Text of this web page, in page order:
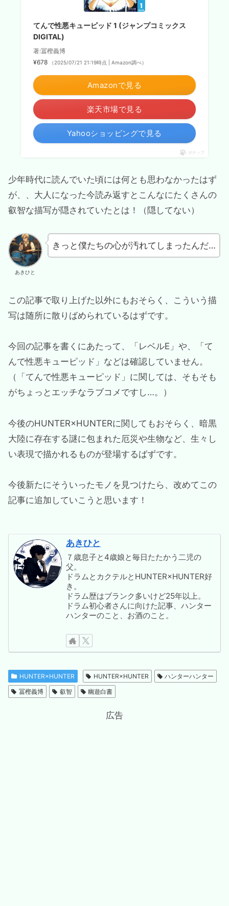
てんで性悪キューピッド 1 (ジャンプコミックス
DIGITAL)
著:冨樫義博
¥678
（2025/07/21 21:19時点 | Amazon調べ）
Amazonで見る
楽天市場で見る
Yahooショッピングで見る
ポチップ
少年時代に読んでいた頃には何とも思わなかったはず
が、、大人になった今読み返すとこんなにたくさんの
叡智な描写が隠されていたとは！（隠してない）
あきひと
きっと僕たちの心が汚れてしまったんだ…
この記事で取り上げた以外にもおそらく、こういう描
写は随所に散りばめられているはずです。
今回の記事を書くにあたって、「レベルE」や、「て
んで性悪キューピッド」などは確認していません。
（「てんで性悪キューピッド」に関しては、そもそも
がちょっとエッチなラブコメですし…。）
今後のHUNTER×HUNTERに関してもおそらく、暗黒
大陸に存在する謎に包まれた厄災や生物など、生々し
い表現で描かれるものが登場するばずです。
今後新たにそういったモノを見つけたら、改めてこの
記事に追加していこうと思います！
あきひと
７歳息子と4歳娘と毎日たたかう二児の
父。
ドラムとカクテルとHUNTER×HUNTER好
き。
ドラム歴はブランク多いけど25年以上。
ドラム初心者さんに向けた記事、ハンター
ハンターのこと、お酒のこと。
HUNTER×HUNTER HUNTER×HUNTER
ハンターハンター
冨樫義博
叡智 幽遊白書
広告